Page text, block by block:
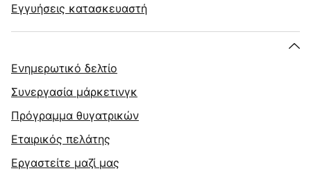
Εγγυήσεις κατασκευαστή
Ενημερωτικό δελτίο
Συνεργασία μάρκετινγκ
Πρόγραμμα θυγατρικών
Εταιρικός πελάτης
Εργαστείτε μαζί μας